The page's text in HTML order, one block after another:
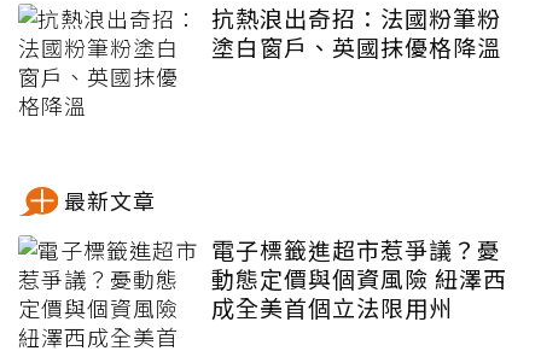
抗熱浪出奇招：法國粉筆粉
塗白窗戶、英國抹優格降溫
最新文章
電子標籤進超市惹爭議？憂
動態定價與個資風險 紐澤西
成全美首個立法限用州